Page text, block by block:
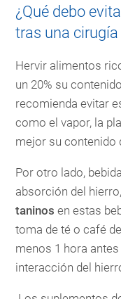
¿Qué debo
tras una
Hervir alimentos
un 20% su
recomienda evitar
como el vapor, la
mejor su contenido
Por otro lado,
absorción del
taninos en estas
toma de té o café
menos 1 hora
interacción del